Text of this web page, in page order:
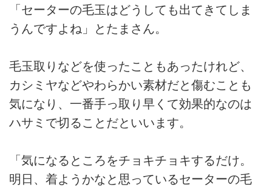
「セーターの毛玉はどうしても出てきてしま
うんですよね」とたまさん。
毛玉取りなどを使ったこともあったけれど、
カシミヤなどやわらかい素材だと傷むことも
気になり、一番手っ取り早くて効果的なのは
ハサミで切ることだといいます。
「気になるところをチョキチョキするだけ。
明日、着ようかなと思っているセーターの毛